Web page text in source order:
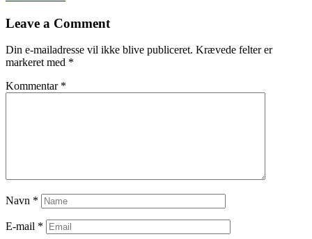
til
Leave a Comment
Din e-mailadresse vil ikke blive publiceret. Krævede felter er
markeret med *
Kommentar *
Navn *
E-mail *